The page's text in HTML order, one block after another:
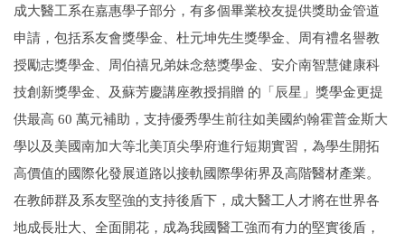
成大醫工系在嘉惠學子部分，有多個畢業校友提供獎助金管道
申請，包括系友會獎學金、杜元坤先生獎學金、周有禮名譽教
授勵志獎學金、周伯禧兄弟妹念慈獎學金、安介南智慧健康科
技創新獎學金、及蘇芳慶講座教授捐贈 的「辰星」獎學金更提
供最高 60 萬元補助，支持優秀學生前往如美國約翰霍普金斯大
學以及美國南加大等北美頂尖學府進行短期實習，為學生開拓
高價值的國際化發展道路以接軌國際學術界及高階醫材產業。
在教師群及系友堅強的支持後盾下，成大醫工人才將在世界各
地成長壯大、全面開花，成為我國醫工強而有力的堅實後盾，